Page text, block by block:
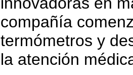
compañía
termómetros y
la atención